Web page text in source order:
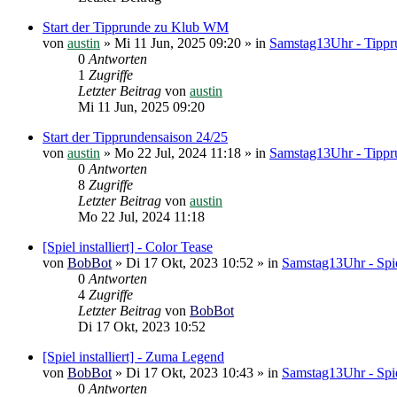
Start der Tipprunde zu Klub WM
von austin » Mi 11 Jun, 2025 09:20 » in Samstag13Uhr -
0 Antworten
1 Zugriffe
Letzter Beitrag von austin
Mi 11 Jun, 2025 09:20
Start der Tipprundensaison 24/25
von austin » Mo 22 Jul, 2024 11:18 » in Samstag13Uhr -
0 Antworten
8 Zugriffe
Letzter Beitrag von austin
Mo 22 Jul, 2024 11:18
[Spiel installiert] - Color Tease
von BobBot » Di 17 Okt, 2023 10:52 » in Samstag13Uhr -
0 Antworten
4 Zugriffe
Letzter Beitrag von BobBot
Di 17 Okt, 2023 10:52
[Spiel installiert] - Zuma Legend
von BobBot » Di 17 Okt, 2023 10:43 » in Samstag13Uhr -
0 Antworten